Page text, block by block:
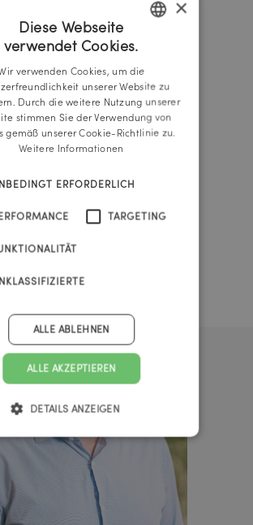
Media
Werbemittel
GERMAN
×
Diese Webseite
verwendet Cookies.
verwenden Cookies, um die
unserer Website zu
Durch die weitere Nutzung unserer
stimmen Sie der Verwendung von
gemäß unserer Cookie-Richtlinie zu.
Weitere Informationen
ERFORDERLICH
TARGETING
ALLE AKZEPTIEREN
ALLE ABLEHNEN
DETAILS ANZEIGEN